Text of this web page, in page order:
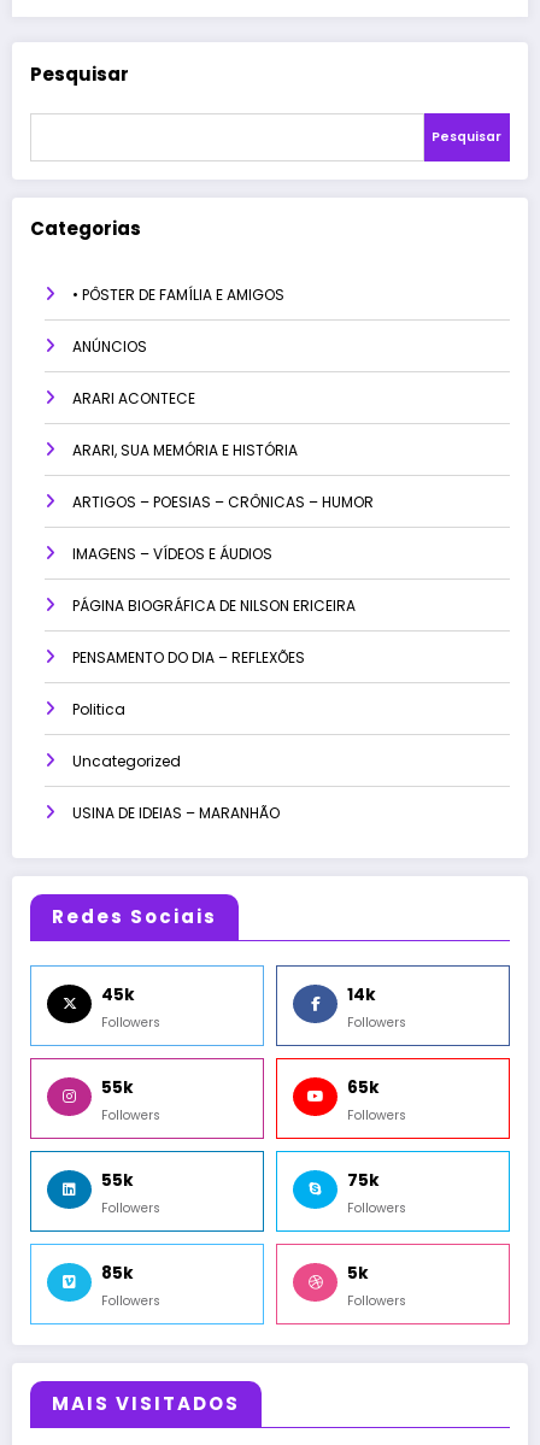
Pesquisar
Pesquisar
Categorias
• PÔSTER DE FAMÍLIA E AMIGOS
ANÚNCIOS
ARARI ACONTECE
ARARI, SUA MEMÓRIA E HISTÓRIA
ARTIGOS – POESIAS – CRÔNICAS – HUMOR
IMAGENS – VÍDEOS E ÁUDIOS
PÁGINA BIOGRÁFICA DE NILSON ERICEIRA
PENSAMENTO DO DIA – REFLEXÕES
Politica
Uncategorized
USINA DE IDEIAS – MARANHÃO
Redes Sociais
45k
Followers
14k
Followers
55k
Followers
65k
Followers
55k
Followers
75k
Followers
85k
Followers
5k
Followers
MAIS VISITADOS